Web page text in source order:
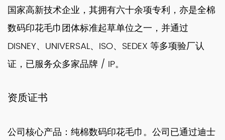
国家高新技术企业，其拥有六十余项专利，亦是全棉
数码印花毛巾团体标准起草单位之一，并通过
DISNEY、UNIVERSAL、ISO、SEDEX 等多项验厂认
证，已服务众多家品牌 / IP。
资质证书
公司核心产品：纯棉数码印花毛巾。公司已通过迪士